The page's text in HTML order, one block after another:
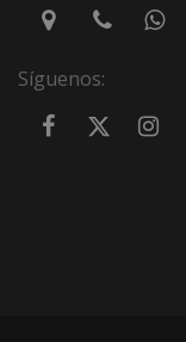
Síguenos: